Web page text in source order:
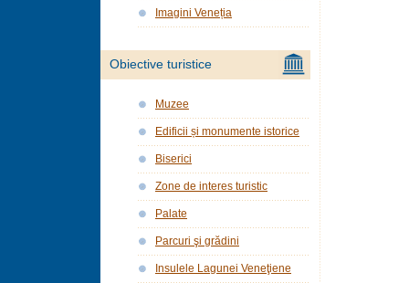
Imagini Veneția
Obiective turistice
Muzee
Edificii și monumente istorice
Biserici
Zone de interes turistic
Palate
Parcuri şi grădini
Insulele Lagunei Veneţiene